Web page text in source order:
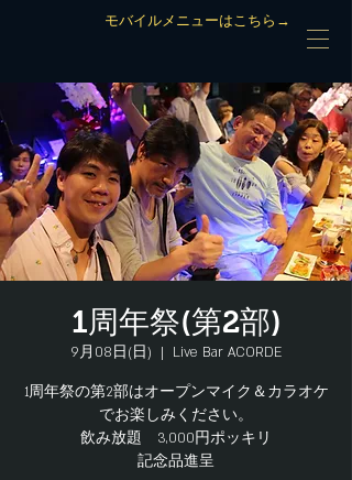
モバイルメニューはこちら→
1周年祭(第2部)
9月08日(日)
  |
Live Bar ACORDE
1周年祭の第2部はオープンマイク＆カラオケ
でお楽しみください。
飲み放題 3,000円ポッキリ
記念品進呈